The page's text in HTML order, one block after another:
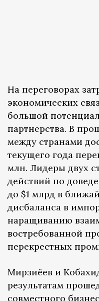
На переговорах
экономических
большой
партнерства. В
между странами
текущего года
млн. Лидеры двух
действий по
до $1 млрд в
дисбаланса в
наращиванию
востребованной
перекрестных
Мирзиёев и
результатам
совместного